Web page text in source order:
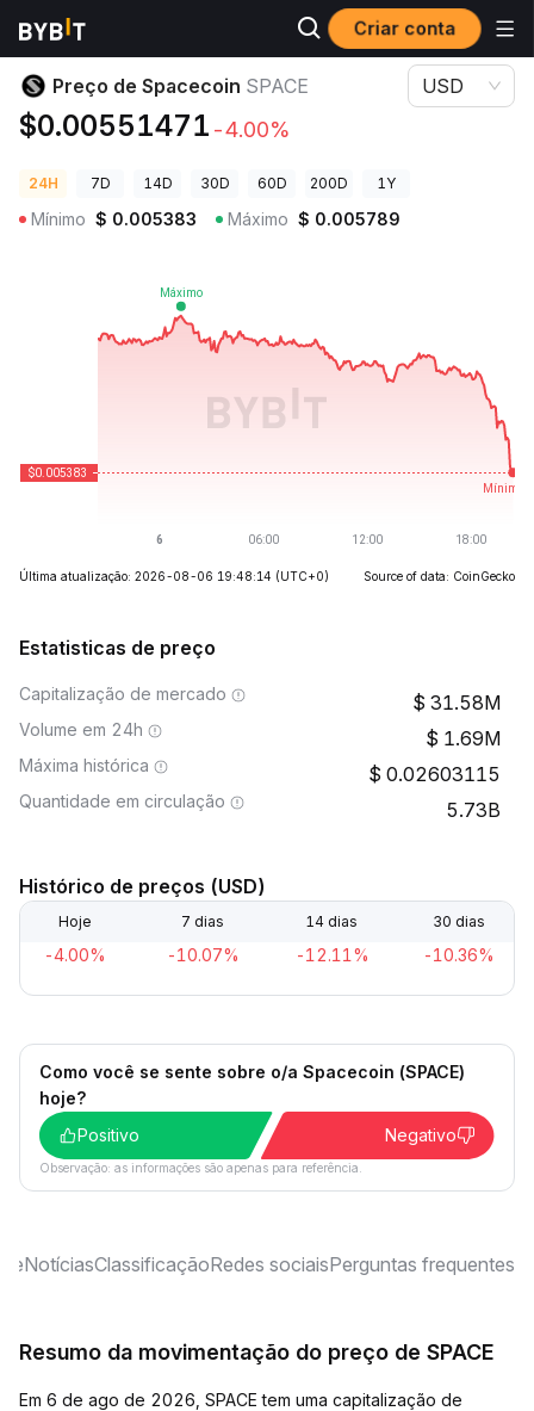
Criar conta
Preços de Criptomoedas Preço de Spacecoin SPACE
Preço de Spacecoin SPACE
$0.00551471 -4.00%
USD
24H 7D 14D 30D 60D 200D 1Y
Mínimo $ 0.005383 Máximo $ 0.005789
Última atualização: 2026-08-06 19:48:14 (UTC+0) Source of data: CoinGecko
Estatisticas de preço
Capitalização de mercado 31.58M
Volume em 24h 1.69M
Máxima histórica 0.02603115
Quantidade em circulação 5.73B
Histórico de preços (USD)
Hoje 7 dias 14 dias 30 dias
-4.00% -10.07% -12.11% -10.36%
Como você se sente sobre o/a Spacecoin (SPACE)
hoje?
Positivo
Negativo
Observação: as informações são apenas para referência.
NotíciasClassificaçãoRedes sociaisPerguntas frequentes
Resumo da movimentação do preço de SPACE
Em 6 de ago de 2026, SPACE tem uma capitalização de